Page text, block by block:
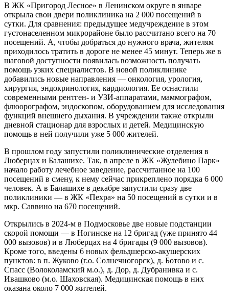
В ЖК «Пригород Лесное» в Ленинском округе в январе
открыла свои двери поликлиника на 2 000 посещений в
сутки. Для сравнения: предыдущее медучреждение в этом
густонаселенном микрорайоне было рассчитано всего на 70
посещений. А, чтобы добраться до нужного врача, жителям
приходилось тратить в дороге не менее 45 минут. Теперь же в
шаговой доступности появилась возможность получать
помощь узких специалистов. В новой поликлинике
добавились новые направления — онкология, урология,
хирургия, эндокринология, кардиология. Ее оснастили
современными рентген- и УЗИ-аппаратами, маммографом,
флюорографом, эндоскопом, оборудованием для исследования
функций внешнего дыхания. В учреждении также открыли
дневной стационар для взрослых и детей. Медицинскую
помощь в ней получили уже 5 000 жителей.
В прошлом году запустили поликлинические отделения в
Люберцах и Балашихе. Так, в апреле в ЖК «Жулебино Парк»
начало работу лечебное заведение, рассчитанное на 100
посещений в смену, к нему сейчас прикреплено порядка 6 000
человек. А в Балашихе в декабре запустили сразу две
поликлиники — в ЖК «Пехра» на 50 посещений в сутки и в
мкр. Саввино на 670 посещений.
Открылись в 2024-м в Подмосковье две новые подстанции
скорой помощи — в Ногинске на 12 бригад (уже принято 44
000 вызовов) и в Люберцах на 4 бригады (9 000 вызовов).
Кроме того, введены 6 новых фельдшерско-акушерских
пунктов: в п. Жуково (г.о. Солнечногорск), д. Ботово и с.
Спасс (Волоколамский м.о.), д. Дор, д. Дубранивка и с.
Ивашково (м.о. Шаховская). Медицинская помощь в них
оказана около 7 000 жителей.